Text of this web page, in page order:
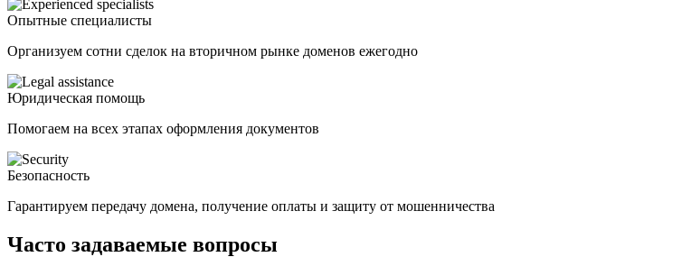
Опытные специалисты
Организуем сотни сделок на вторичном рынке доменов ежегодно
Юридическая помощь
Помогаем на всех этапах оформления документов
Безопасность
Гарантируем передачу домена, получение оплаты и защиту от мошенничества
Часто задаваемые вопросы